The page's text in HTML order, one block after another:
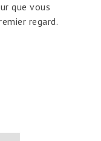
que vous
regard.